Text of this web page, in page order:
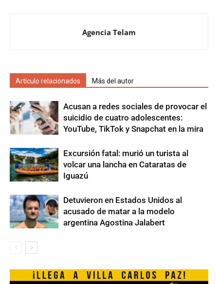
Agencia Telam
Artículo relacionados Más del autor
Acusan a redes sociales de provocar el
suicidio de cuatro adolescentes:
YouTube, TikTok y Snapchat en la mira
Excursión fatal: murió un turista al
volcar una lancha en Cataratas de
Iguazú
Detuvieron en Estados Unidos al
acusado de matar a la modelo
argentina Agostina Jalabert